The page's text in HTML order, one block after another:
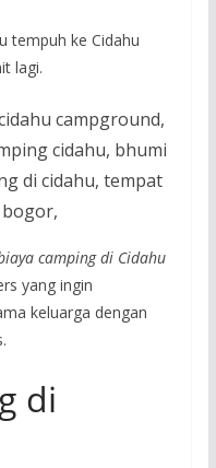
tempuh ke Cidahu
lagi.
camping di Cidahu
yang ingin
keluarga dengan
di